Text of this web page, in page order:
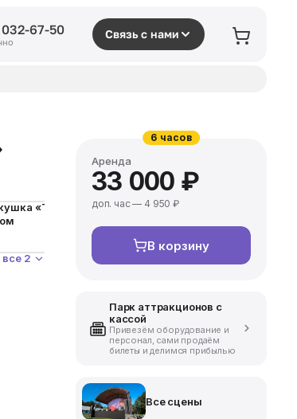
67-50 Связь с нами
«Триколор»
2
6 часов
Аренда
33 000 ₽
доп. час — 4 950 ₽
В корзину
Парк аттракционов с
кассой
Привезём оборудование и
персонал, сами продаём
билеты и делимся прибылью
Все сцены